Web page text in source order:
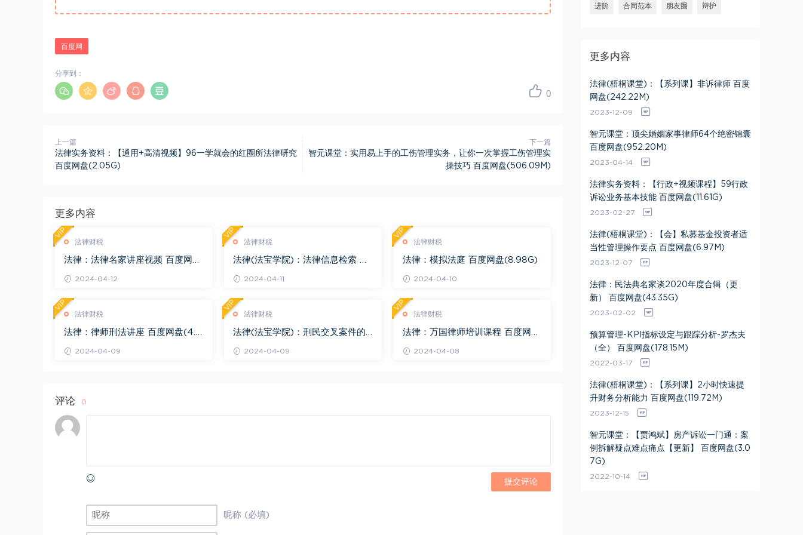
百度网
0
分享到：
上一篇
法律实务资料：【通用+高清视频】96一学就会的红圈所法律研究
百度网盘(2.05G)
下一篇
智元课堂：实用易上手的工伤管理实务，让你一次掌握工伤管理实
操技巧 百度网盘(506.09M)
更多内容
法律财税
法律：法律名家讲座视频 百度网盘
2024-04-12
VIP
法律财税
法律(法宝学院)：法律信息检索 百
2024-04-11
VIP
法律财税
法律：模拟法庭 百度网盘(8.98G)
2024-04-10
VIP
法律财税
法律：律师刑法讲座 百度网盘(4.0
2024-04-09
VIP
法律财税
法律(法宝学院)：刑民交叉案件的
2024-04-09
VIP
法律财税
法律：万国律师培训课程 百度网盘
2024-04-08
VIP
评论 0
提交评论
昵称 (必填)
进阶 合同范本 朋友圈 辩护
更多内容
法律(梧桐课堂)：【系列课】非诉律师 百度
网盘(242.22M)
2023-12-09
智元课堂：顶尖婚姻家事律师64个绝密锦囊
百度网盘(952.20M)
2023-04-14
法律实务资料：【行政+视频课程】59行政
诉讼业务基本技能 百度网盘(11.61G)
2023-02-27
法律(梧桐课堂)：【会】私募基金投资者适
当性管理操作要点 百度网盘(6.97M)
2023-12-07
法律：民法典名家谈2020年度合辑（更
新） 百度网盘(43.35G)
2023-02-02
预算管理-KPI指标设定与跟踪分析-罗杰夫
（全） 百度网盘(178.15M)
2022-03-17
法律(梧桐课堂)：【系列课】2小时快速提
升财务分析能力 百度网盘(119.72M)
2023-12-15
智元课堂：【贾鸿斌】房产诉讼一门通：案
例拆解疑点难点痛点【更新】 百度网盘(3.0
7G)
2022-10-14